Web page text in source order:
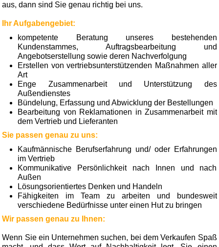
aus, dann sind Sie genau richtig bei uns.
Ihr Aufgabengebiet:
kompetente Beratung unseres bestehenden
Kundenstammes, Auftragsbearbeitung und
Angebotserstellung sowie deren Nachverfolgung
Erstellen von vertriebsunterstützenden Maßnahmen aller
Art
Enge Zusammenarbeit und Unterstützung des
Außendienstes
Bündelung, Erfassung und Abwicklung der Bestellungen
Bearbeitung von Reklamationen in Zusammen­arbeit mit
dem Vertrieb und Lieferanten
Sie passen genau zu uns:
Kaufmännische Berufserfahrung und/ oder Erfahrungen
im Vertrieb
Kommunikative Persönlichkeit nach Innen und nach
Außen
Lösungsorientiertes Denken und Handeln
Fähigkeiten im Team zu arbeiten und bundesweit
verschiedene Bedürfnisse unter einen Hut zu bringen
Wir passen genau zu Ihnen:
Wenn Sie ein Unternehmen suchen, bei dem Verkaufen Spaß